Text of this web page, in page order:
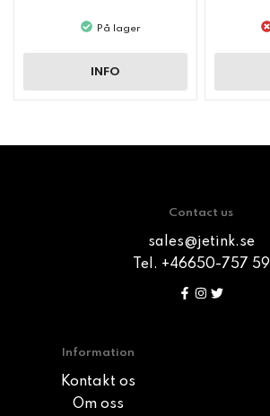
På lager
INFO
Contact us
sales@jetink.se
Tel. +46650-757 59
Information
Kontakt os
Om oss